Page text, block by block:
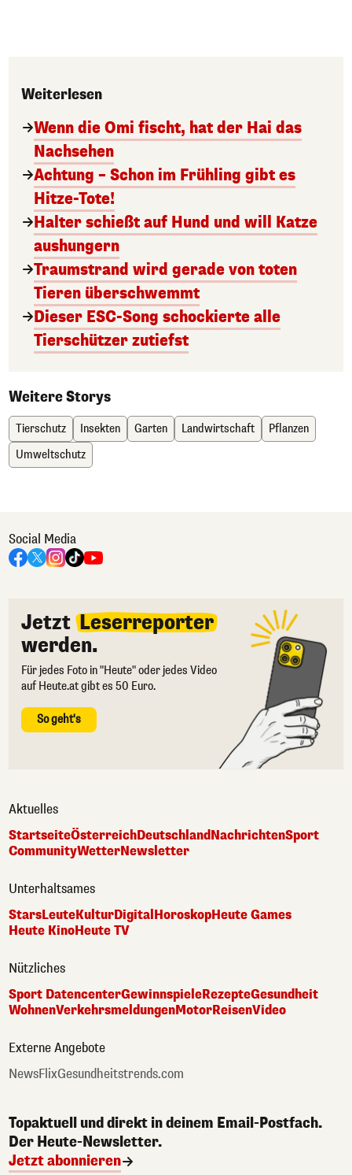
Weiterlesen
Wenn die Omi fischt, hat der Hai das
Nachsehen
Achtung – Schon im Frühling gibt es
Hitze-Tote!
Halter schießt auf Hund und will Katze
aushungern
Traumstrand wird gerade von toten
Tieren überschwemmt
Dieser ESC-Song schockierte alle
Tierschützer zutiefst
Weitere Storys
Tierschutz Insekten Garten Landwirtschaft
Pflanzen
Umweltschutz
Social Media
Jetzt Leserreporter
werden.
Für jedes Foto in "Heute" oder jedes Video
auf Heute.at gibt es 50 Euro.
So geht's
Aktuelles
StartseiteÖsterreichDeutschlandNachrichtenSport
CommunityWetterNewsletter
Unterhaltsames
StarsLeuteKulturDigital HoroskopHeute Games
Heute KinoHeute TV
Nützliches
Sport DatencenterGewinnspieleRezepteGesundheit
WohnenVerkehrsmeldungenMotorReisenVideo
Externe Angebote
NewsFlixGesundheitstrends.com
Topaktuell und direkt in deinem Email-Postfach.
Der Heute-Newsletter.
Jetzt abonnieren